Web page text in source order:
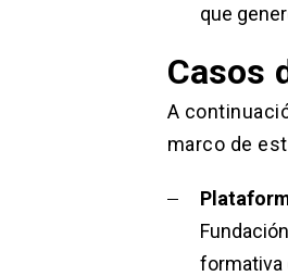
que
Casos
A
marco de
formativa